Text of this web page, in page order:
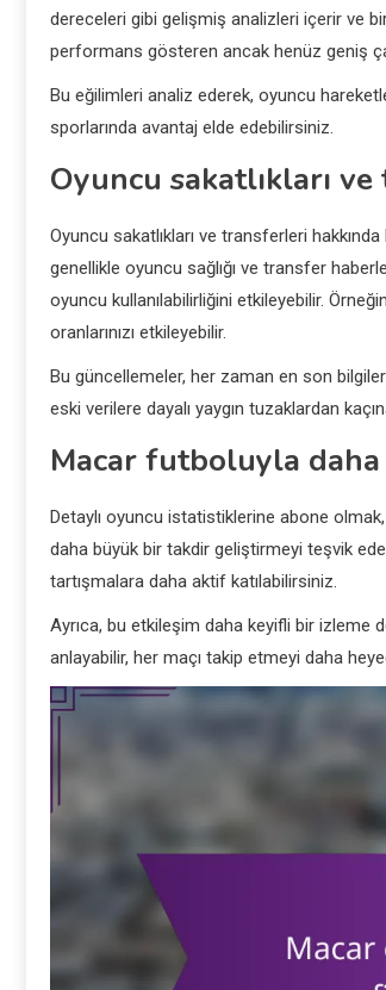
dereceleri gibi gelişmiş analizleri içerir ve
performans gösteren ancak henüz geniş
Bu eğilimleri analiz ederek, oyuncu
sporlarında avantaj elde edebilirsiniz.
Oyuncu sakatlıkları
Oyuncu sakatlıkları ve transferleri
genellikle oyuncu sağlığı ve transfer
oyuncu kullanılabilirliğini etkileyebilir.
oranlarınızı etkileyebilir.
Bu güncellemeler, her zaman en son
eski verilere dayalı yaygın tuzaklardan
Macar futboluyla
Detaylı oyuncu istatistiklerine abone
daha büyük bir takdir geliştirmeyi teşvik
tartışmalara daha aktif katılabilirsiniz.
Ayrıca, bu etkileşim daha keyifli bir izleme
anlayabilir, her maçı takip etmeyi daha